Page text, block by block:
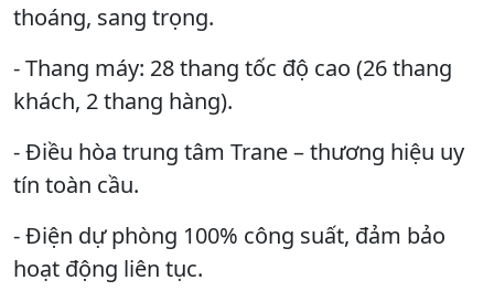
thoáng, sang trọng.
- Thang máy: 28 thang tốc độ cao (26 thang
khách, 2 thang hàng).
- Điều hòa trung tâm Trane – thương hiệu uy
tín toàn cầu.
- Điện dự phòng 100% công suất, đảm bảo
hoạt động liên tục.